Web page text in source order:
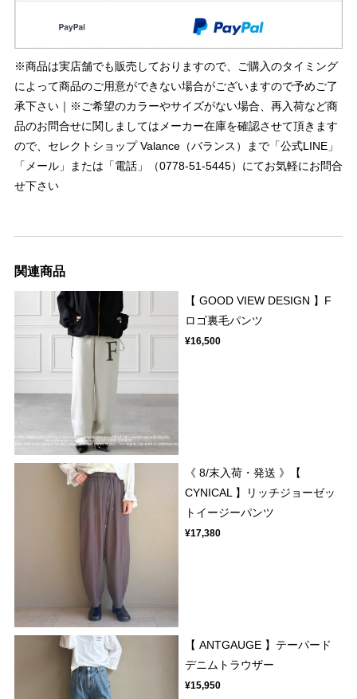
※商品は実店舗でも販売しておりますので、ご購入のタイミング
によって商品のご用意ができない場合がございますので予めご了
承下さい｜※ご希望のカラーやサイズがない場合、再入荷など商
品のお問合せに関しましてはメーカー在庫を確認させて頂きます
ので、セレクトショップ Valance（バランス）まで「公式LINE」
「メール」または「電話」（0778-51-5445）にてお気軽にお問合
せ下さい
関連商品
【 GOOD VIEW DESIGN 】F
ロゴ裏毛パンツ
¥16,500
《 8/末入荷・発送 》【
CYNICAL 】リッチジョーゼッ
トイージーパンツ
¥17,380
【 ANTGAUGE 】テーパード
デニムトラウザー
¥15,950